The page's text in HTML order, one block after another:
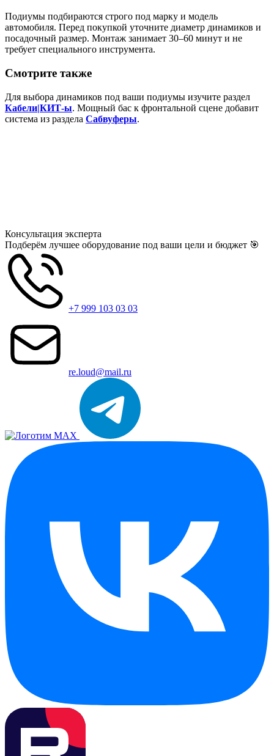
Подиумы подбираются строго под марку и модель
автомобиля. Перед покупкой уточните диаметр динамиков и
посадочный размер. Монтаж занимает 30–60 минут и не
требует специального инструмента.
Смотрите также
Для выбора динамиков под ваши подиумы изучите раздел
Кабели|КИТ-ы. Мощный бас к фронтальной сцене добавит
система из раздела Сабвуферы.
Консультация эксперта
Подберём лучшее оборудование под ваши цели и бюджет 🎯
+7 999 103 03 03
re.loud@mail.ru